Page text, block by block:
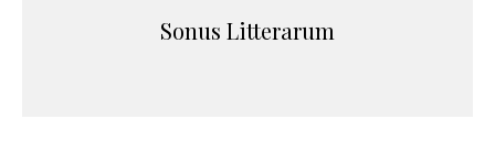
Sonus Litterarum